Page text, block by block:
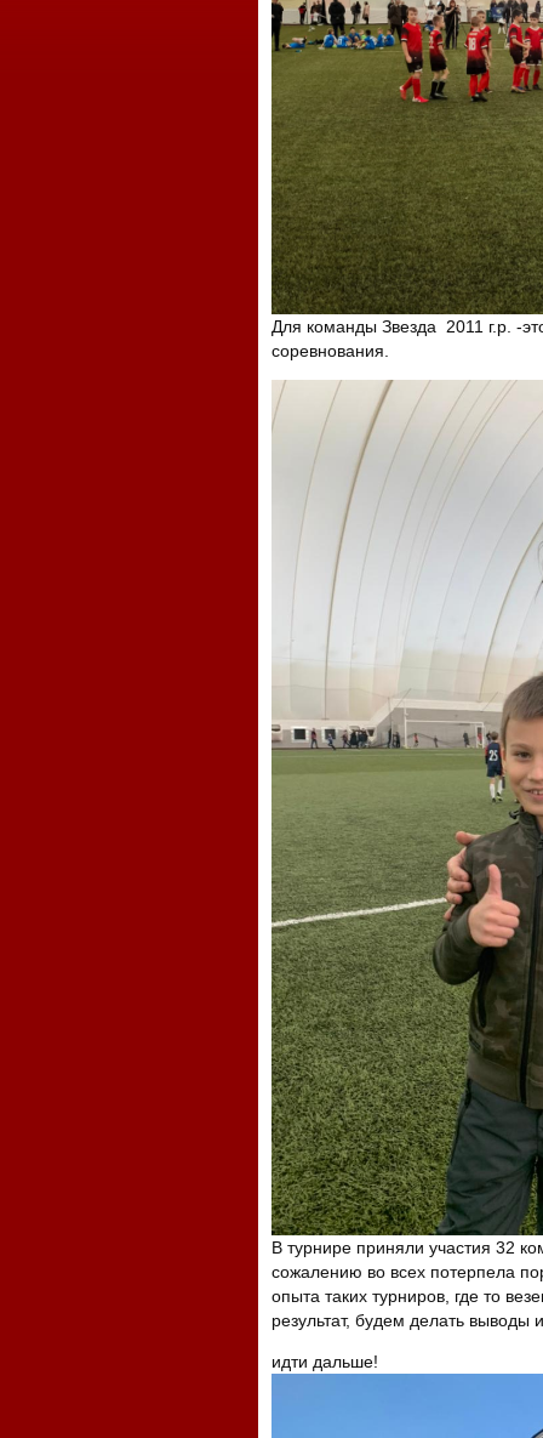
Для команды Звезда 2011 г.р. -
соревнования.
В турнире приняли участия 32
сожалению во всех потерпела
опыта таких турниров, где то
результат, будем делать выводы и
идти дальше!